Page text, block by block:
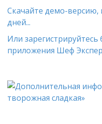
Скачайте демо-версию,
дней...
Или
приложения Шеф